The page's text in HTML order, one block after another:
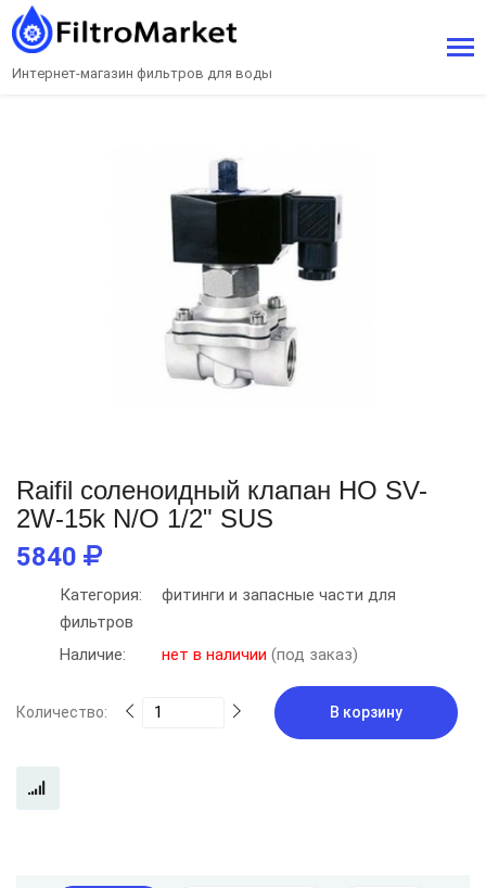
Интернет-магазин фильтров для воды
Raifil соленоидный клапан НО SV-
2W-15k N/О 1/2" SUS
5840
Категория:
фитинги и запасные части для
фильтров
Наличие:
нет в наличии (под заказ)
Количество: В корзину